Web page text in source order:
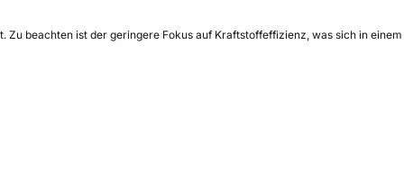
Zu beachten ist der geringere Fokus auf Kraftstoffeffizienz, was sich in einem